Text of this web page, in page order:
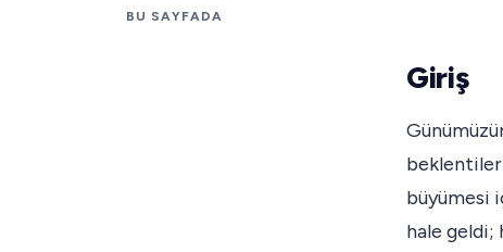
BU SAYFADA
Giriş
büyümesi
hale geldi;